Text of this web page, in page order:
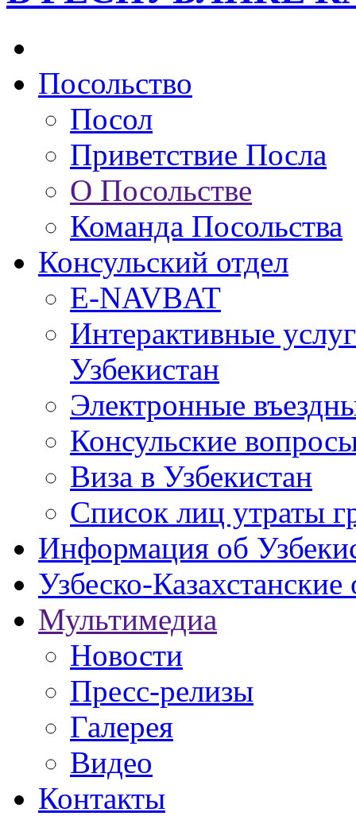
Посольство
Посол
Приветствие Посла
О Посольстве
Команда Посольства
Консульский отдел
E-NAVBAT
Интерактивные
Узбекистан
Электронные
Консульские
Виза в Узбекистан
Список лиц утраты
Информация об
Узбеско-
Мультимедиа
Новости
Пресс-релизы
Галерея
Видео
Контакты